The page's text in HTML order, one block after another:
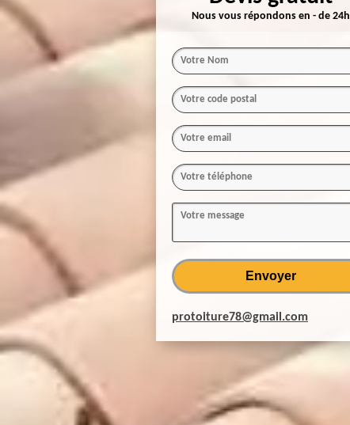
Nous vous répondons en - de 24h
protoiture78@gmail.com